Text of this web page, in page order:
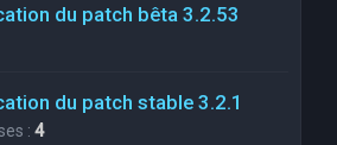
du patch bêta 3.2.53
du patch stable 3.2.1
: 4